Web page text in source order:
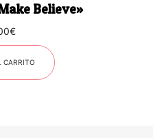
Believe»
€
CARRITO